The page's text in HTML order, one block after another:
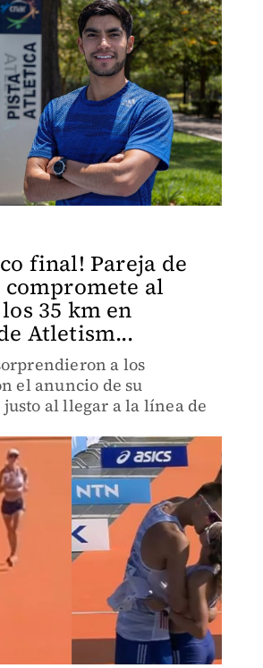
final! Pareja de
compromete al
35 km en
Atletism...
a los
el anuncio de su
al llegar a la línea de